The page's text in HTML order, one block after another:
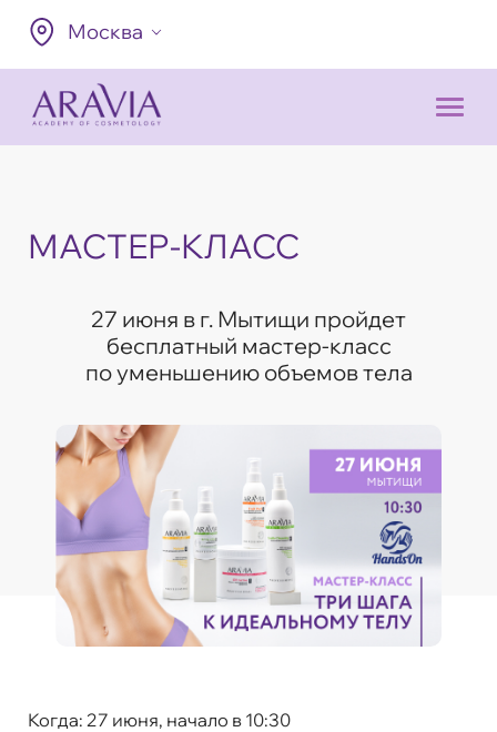
Москва
МАСТЕР-КЛАСС
27 июня в г. Мытищи пройдет
бесплатный мастер-класс
по уменьшению объемов тела
Когда: 27 июня, начало в 10:30